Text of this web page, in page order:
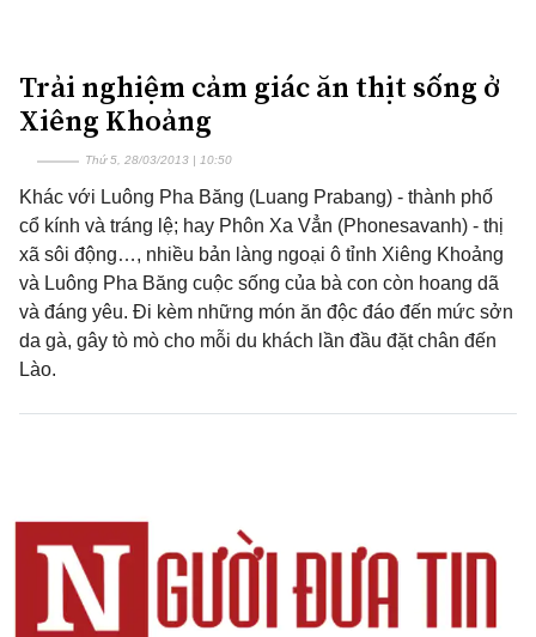
Trải nghiệm cảm giác ăn thịt sống ở
Xiêng Khoảng
Thứ 5, 28/03/2013 | 10:50
Khác với Luông Pha Băng (Luang Prabang) - thành phố
cổ kính và tráng lệ; hay Phôn Xa Vẳn (Phonesavanh) - thị
xã sôi động…, nhiều bản làng ngoại ô tỉnh Xiêng Khoảng
và Luông Pha Băng cuộc sống của bà con còn hoang dã
và đáng yêu. Đi kèm những món ăn độc đáo đến mức sởn
da gà, gây tò mò cho mỗi du khách lần đầu đặt chân đến
Lào.